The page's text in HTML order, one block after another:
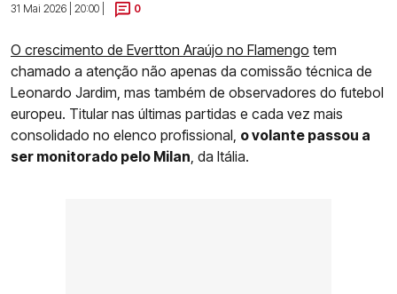
31 Mai 2026 | 20:00 |
0
O crescimento de Evertton Araújo no Flamengo tem
chamado a atenção não apenas da comissão técnica de
Leonardo Jardim, mas também de observadores do futebol
europeu. Titular nas últimas partidas e cada vez mais
consolidado no elenco profissional, o volante passou a
ser monitorado pelo Milan , da Itália.